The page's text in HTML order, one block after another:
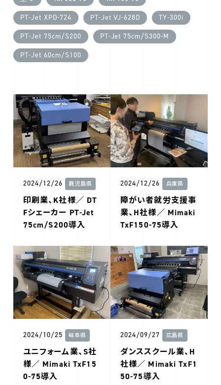
PT-Jet XPD-724
PT-Jet VJ-628D
TY-300i
PT-Jet 75cm/S200
PT-Jet 75cm/S300-M
PT-Jet 60cm/S100
2024/12/26 鹿児島県
印刷業、K社様／ DT
Fシェーカー PT-Jet
75cm/S200導入
2024/12/26 兵庫県
障がい者就労支援事
業、H社様／ Mimaki
TxF150-75導入
2024/10/25 岐阜県
ユニフォーム業、S社
様／ Mimaki TxF15
0-75導入
2024/09/27 広島県
ダンススクール業、H
社様／ Mimaki TxF1
50-75導入